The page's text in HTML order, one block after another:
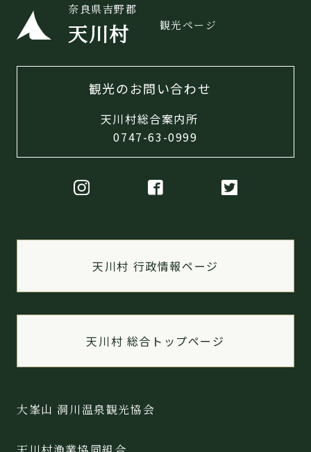
奈良県吉野郡
天川村 観光ページ
観光のお問い合わせ
天川村総合案内所
0747-63-0999
天川村 行政情報ページ
天川村 総合トップページ
大峯山 洞川温泉観光協会